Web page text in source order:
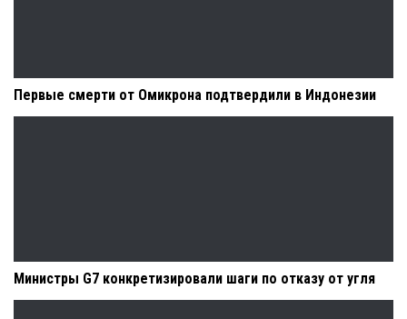
Первые смерти от Омикрона подтвердили в Индонезии
Министры G7 конкретизировали шаги по отказу от угля